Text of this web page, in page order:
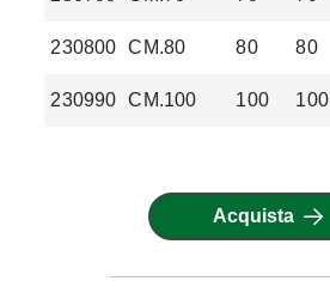
230800 CM.80 80 80
230990 CM.100 100 100
Acquista